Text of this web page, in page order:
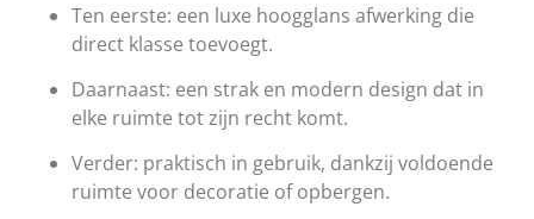
Ten eerste: een luxe hoogglans afwerking die
direct klasse toevoegt.
Daarnaast: een strak en modern design dat in
elke ruimte tot zijn recht komt.
Verder: praktisch in gebruik, dankzij voldoende
ruimte voor decoratie of opbergen.